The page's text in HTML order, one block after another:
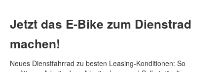
Jetzt das E-Bike zum Dienstrad
machen!
Neues Dienstfahrrad zu besten Leasing-Konditionen: So